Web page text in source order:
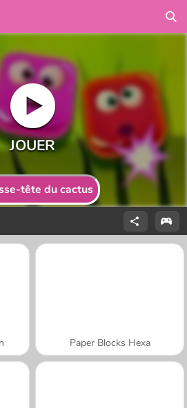
tête du cactus
Paper Blocks Hexa